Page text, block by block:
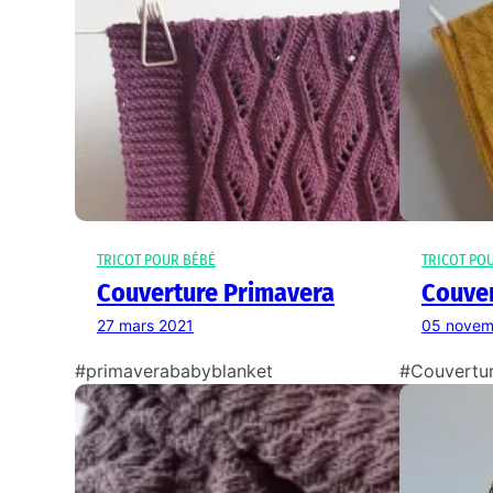
TRICOT POUR BÉBÉ
Couverture Primavera
27 mars 2021
#primaverababyblanket
TRICOT
05